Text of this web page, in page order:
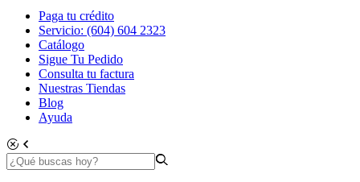
Paga tu crédito
Servicio: (604) 604 2323
Catálogo
Sigue Tu Pedido
Consulta tu factura
Nuestras Tiendas
Blog
Ayuda